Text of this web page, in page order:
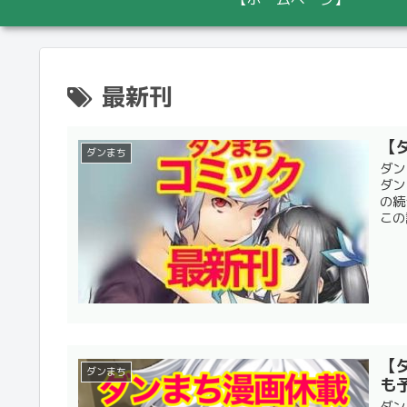
最新刊
ダンまち
ダ
ダ
の
こ
ダンまち
も